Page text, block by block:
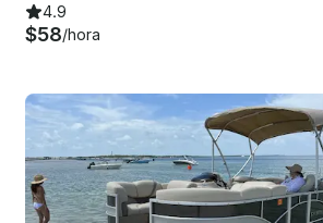
4.9
$58/hora